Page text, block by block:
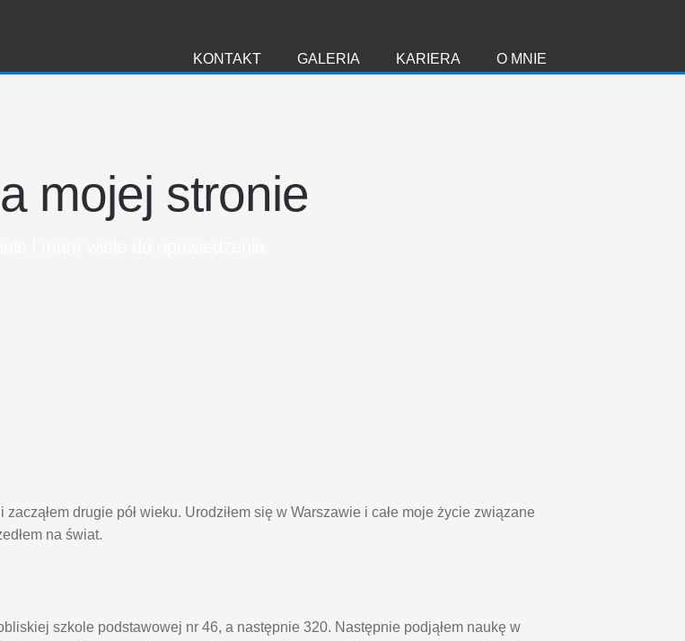
O MNIE
KARIERA
GALERIA
KONTAKT
mojej stronie
drugie pół wieku. Urodziłem się w Warszawie i całe moje życie związane
na świat.
szkole podstawowej nr 46, a następnie 320. Następnie podjąłem naukę w